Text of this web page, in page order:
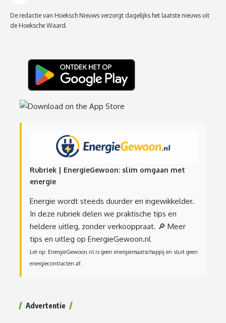
De redactie van Hoeksch Nieuws verzorgt dagelijks het laatste nieuws uit
de Hoeksche Waard.
Rubriek | EnergieGewoon: slim omgaan met
energie
Energie wordt steeds duurder en ingewikkelder.
In deze rubriek delen we praktische tips en
heldere uitleg, zonder verkooppraat. 🔎 Meer
tips en uitleg op EnergieGewoon.nl
Let op: EnergieGewoon.nl is geen energiemaatschappij en sluit geen
energiecontracten af.
Advertentie